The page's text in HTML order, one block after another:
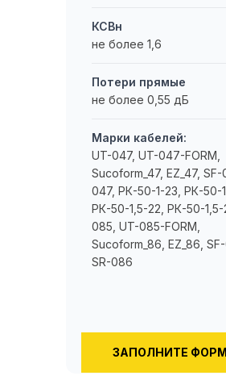
КСВн
не более 1,6
Потери прямые
не более 0,55 дБ
Марки кабелей:
UT-047, UT-047-FORM,
Sucoform_47, EZ_47, SF-
047, РК-50-1-23, РК-50-
РК-50-1,5-22, РК-50-1,5-
085, UT-085-FORM,
Sucoform_86, EZ_86,
SR-086
ЗАПОЛНИТЕ